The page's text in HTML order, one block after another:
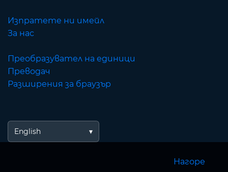
Изпратете ни имейл
За нас
Преобразувател на единици
Преводач
Разширения за браузър
English
Нагоре